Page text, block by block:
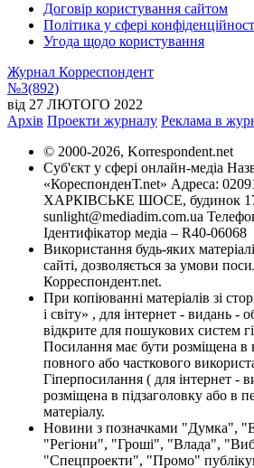
Договір користування сайтом
Політика у сфері
Угода щодо користування
Журнал Корреспондент
№3(892)
від 27 ЛЮТОГО 2022
Архів Проекти журналу Реклама в
© 2000-2026, Korrespondent.net
Суб'єкт у сфері онлайн-медіа
«КореспонденТ.net» Адреса:
ХАРКІВСЬКЕ ШОСЕ, будинок
sunlight@mediadim.com.ua
Ідентифікатор медіа – R40-06068
Використання будь-яких
сайті, дозволяється за умови
Корреспондент.net.
При копіюванні матеріалів зі
і світу» , для інтернет - видань -
відкрите для пошукових систем
Посилання має бути розміщена в
повного або часткового
Гіперпосилання ( для інтернет -
розміщена в підзаголовку або в
матеріалу.
Новини з позначками "Думка",
"Регіони", "Гроші", "Влада",
"Спецпроекти", "Промо"